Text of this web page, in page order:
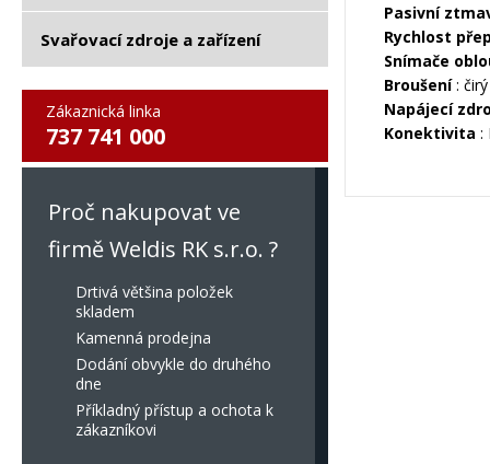
Svařovací zdroje a zařízení
Zákaznická linka
737 741 000
Proč nakupovat ve
firmě Weldis RK s.r.o. ?
Drtivá většina položek
skladem
Kamenná prodejna
Dodání obvykle do druhého
dne
Příkladný přístup a ochota k
zákazníkovi
Pasivní
Rychlost
Snímače
Broušení:
Napájecí
Konektivita :